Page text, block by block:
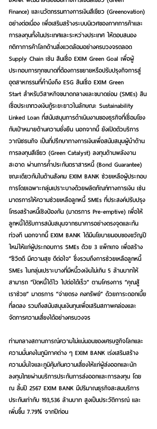
Finance) และนวัตกรรมทางการเงินสีเขียว (Greenovation)
อย่างต่อเนื่อง เพื่อเสริมสร้างระบบนิเวศของภาคการค้าและ
การลงทุนทั้งในประเทศและระหว่างประเทศ ให้ตอบสนอง
กติกาการค้าโลกด้านสิ่งแวดล้อมอย่างครบวงจรตลอด
Supply Chain เช่น สินเชื่อ EXIM Green Goal เพื่อผู้
ประกอบการทุกขนาดที่ต้องการขยายหรือปรับปรุงกิจการสู่
อุตสาหกรรมที่คำนึงถึง ESG สินเชื่อ EXIM Green
Start สำหรับวิสาหกิจขนาดกลางและขนาดย่อม (SMEs) สิน
เชื่อประเภทวงเงินกู้ระยะยาวในลักษณะ Sustainability
Linked Loan ที่สนับสนุนการดำเนินงานของธุรกิจที่เชื่อมโยง
กับเป้าหมายด้านความยั่งยืน นอกจากนี้ ยังเปิดตัวบริการ
วาณิชธนกิจ เป็นที่ปรึกษาทางการเงินเพื่อสนับสนุนผู้นำด้าน
การลงทุนสีเขียว (Green Catalyst) ลงทุนด้านพลังงาน
สะอาด ผ่านการค้ำประกันตราสารหนี้ (Bond Guarantee)
ขณะเดียวกันในด้านสังคม EXIM BANK ช่วยเหลือผู้ประกอบ
การโดยเฉพาะกลุ่มเปราะบางด้วยผลิตภัณฑ์ทางการเงิน เช่น
มาตรการให้ความช่วยเหลือลูกหนี้ SMEs ที่ประสงค์ปรับปรุง
โครงสร้างหนี้เชิงป้องกัน (มาตรการ Pre-emptive) เพื่อให้
ลูกหนี้ได้รับการสนับสนุนจากธนาคารอย่างตรงจุดและทัน
ท่วงที นอกจากนี้ EXIM BANK ได้มีนโยบายมอบของขวัญปี
ใหม่ให้แก่ผู้ประกอบการ SMEs ด้วย 3 แพ็กเกจ เพื่อสร้าง
“ชีวิตดี มีความสุข ดีต่อใจ” ซึ่งรวมถึงการช่วยเหลือลูกหนี้
SMEs ในกลุ่มเปราะบางที่มีหนี้วงเงินไม่เกิน 5 ล้านบาทให้
สามารถ “ปิดหนี้ได้ไว ไปต่อได้เร็ว” ตามโครงการ “คุณสู้
เราช่วย” มาตรการ “จ่ายตรง คงทรัพย์” ด้วยภาระดอกเบี้ย
ที่ลดลง รวมถึงสนับสนุนเงินทุนเพื่อเสริมสภาพคล่องและ
จัดการความเสี่ยงได้อย่างครบวงจร
ท่ามกลางสถานการณ์ความไม่แน่นอนของเศรษฐกิจโลกและ
ความมั่นคงในภูมิภาคต่าง ๆ EXIM BANK เร่งเสริมสร้าง
ความมั่นใจและภูมิคุ้มกันความเสี่ยงให้แก่ผู้ส่งออกและนัก
ลงทุนไทยผ่านบริการประกันการส่งออกและการลงทุน โดย
ณ สิ้นปี 2567 EXIM BANK มีปริมาณธุรกิจสะสมบริการ
ประกันเท่ากับ 193,536 ล้านบาท สูงเป็นประวัติการณ์ และ
เพิ่มขึ้น 7.79% จากปีก่อน